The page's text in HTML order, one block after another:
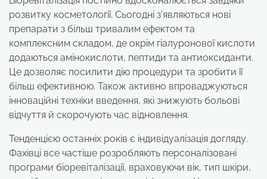
розвитку косметології. Сьогодні з’являються нові
препарати з більш тривалим ефектом та
комплексним складом, де окрім гіалуронової кислоти
додаються амінокислоти, пептиди та антиоксиданти.
Це дозволяє посилити дію процедури та зробити її
більш ефективною. Також активно впроваджуються
інноваційні техніки введення, які знижують больові
відчуття й скорочують час відновлення.
Тенденцією останніх років є індивідуалізація догляду.
Фахівці все частіше розробляють персоналізовані
програми біоревіталізації, враховуючи вік, тип шкіри,